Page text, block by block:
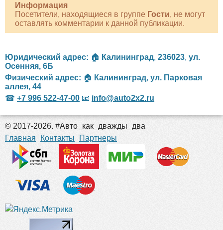
Информация
Посетители, находящиеся в группе Гости, не могут
оставлять комментарии к данной публикации.
Юридический адрес: 🏠 Калининград, 236023, ул.
Осенняя, 6Б
Физический адрес: 🏠 Калининград, ул. Парковая
аллея, 44
☎ +7 996 522-47-00 📧 info@auto2x2.ru
© 2017-2026. #Авто_как_дважды_два
Главная
Контакты Партнеры